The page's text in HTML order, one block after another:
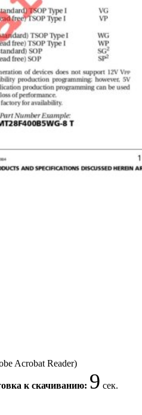
Acrobat Reader)
к скачиванию: 9 сек.